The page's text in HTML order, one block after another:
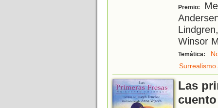
Premio:
Winsor
Temática:
Surrealismo
Las